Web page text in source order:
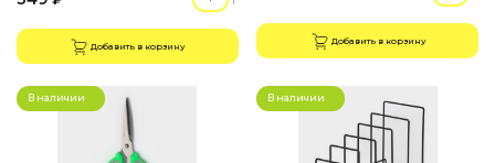
Добавить в корзину Добавить в корзину
В наличии В наличии